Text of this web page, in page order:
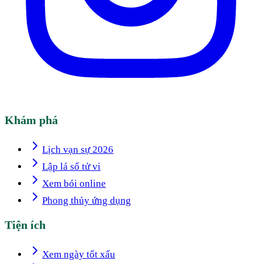
Khám phá
Lịch vạn sự 2026
Lập lá số tử vi
Xem bói online
Phong thủy ứng dụng
Tiện ích
Xem ngày tốt xấu